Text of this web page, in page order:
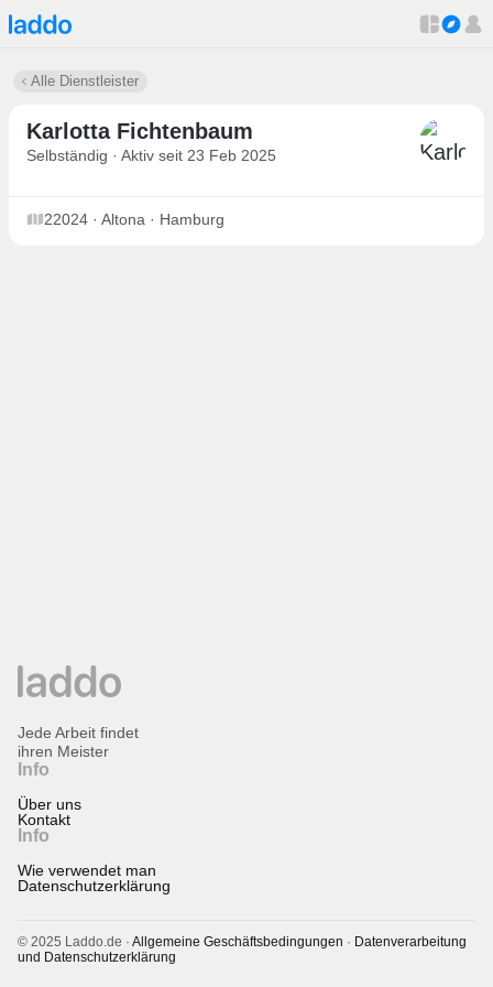
Alle Dienstleister
Karlotta Fichtenbaum
Selbständig · Aktiv seit 23 Feb 2025
22024 · Altona · Hamburg
Info
Über uns
Kontakt
Info
Wie verwendet man
Datenschutzerklärung
Jede Arbeit findet
ihren Meister
© 2025 Laddo.de · Allgemeine Geschäftsbedingungen · Datenverarbeitung
und Datenschutzerklärung